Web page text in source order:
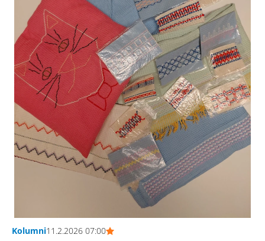
Kolumni11.2.2026 07:00